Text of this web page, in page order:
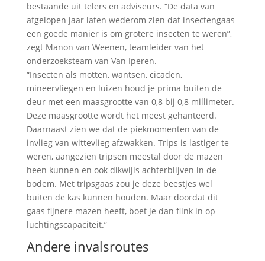
bestaande uit telers en adviseurs. “De data van
afgelopen jaar laten wederom zien dat insectengaas
een goede manier is om grotere insecten te weren”,
zegt Manon van Weenen, teamleider van het
onderzoeksteam van Van Iperen.
“Insecten als motten, wantsen, cicaden,
mineervliegen en luizen houd je prima buiten de
deur met een maasgrootte van 0,8 bij 0,8 millimeter.
Deze maasgrootte wordt het meest gehanteerd.
Daarnaast zien we dat de piekmomenten van de
invlieg van wittevlieg afzwakken. Trips is lastiger te
weren, aangezien tripsen meestal door de mazen
heen kunnen en ook dikwijls achterblijven in de
bodem. Met tripsgaas zou je deze beestjes wel
buiten de kas kunnen houden. Maar doordat dit
gaas fijnere mazen heeft, boet je dan flink in op
luchtingscapaciteit.”
Andere invalsroutes